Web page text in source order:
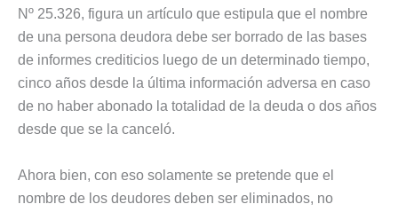
Nº 25.326, figura un artículo que estipula que el nombre
de una persona deudora debe ser borrado de las bases
de informes crediticios luego de un determinado tiempo,
cinco años desde la última información adversa en caso
de no haber abonado la totalidad de la deuda o dos años
desde que se la canceló.
Ahora bien, con eso solamente se pretende que el
nombre de los deudores deben ser eliminados, no